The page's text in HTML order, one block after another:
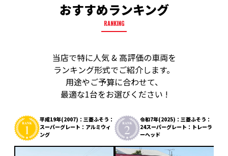
おすすめランキング
RANKING
当店で特に人気 & 高評価の車両を
ランキング形式でご紹介します。
用途やご予算に合わせて、
最適な1台をお選びください !
平成19年(2007)：三菱ふそう：
スーパーグレート：アルミウィ
ング
令和7年(2025)：三菱ふそう：
24スーパーグレート：トレーラ
ーヘッド